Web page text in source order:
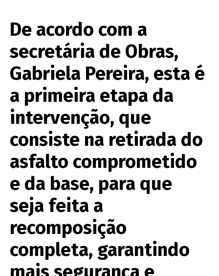
De acordo com a
secretária de Obras,
Gabriela Pereira, esta é
a primeira etapa da
intervenção, que
consiste na retirada do
asfalto comprometido
e da base, para que
seja feita a
recomposição
completa, garantindo